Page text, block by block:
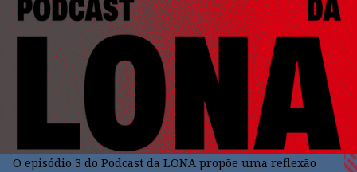
O episódio 3 do Podcast da LONA propõe uma reflexão